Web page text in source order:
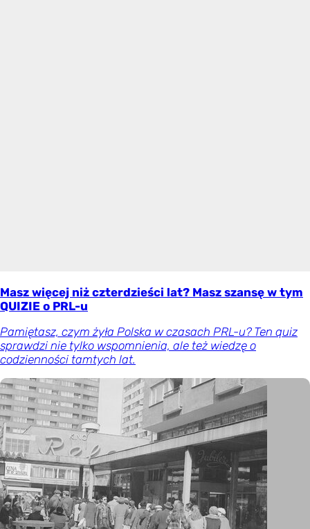
Masz więcej niż czterdzieści lat? Masz szansę w tym
QUIZIE o PRL-u
Pamiętasz, czym żyła Polska w czasach PRL-u? Ten quiz
sprawdzi nie tylko wspomnienia, ale też wiedzę o
codzienności tamtych lat.